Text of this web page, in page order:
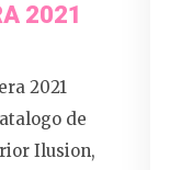
2021
2021
de
Ilusion,